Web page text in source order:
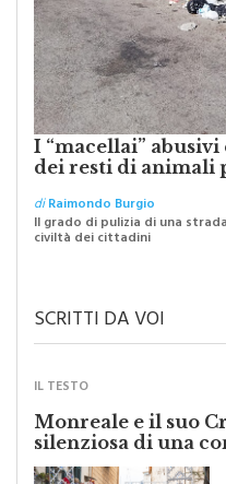
I “macellai” abusivi
dei resti di animali
diRaimondo Burgio
SCRITTI DA VOI
IL TESTO
Monreale e il suo
silenziosa di una